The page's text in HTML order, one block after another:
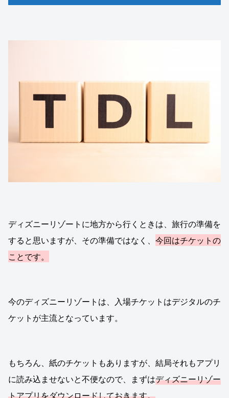
ディズニーリゾートに地方から行くときは、旅行の準備を
すると思いますが、その準備ではなく、 今回はチケットの
ことです。
今のディズニーリゾートは、入場チケットはデジタルのチ
ケットが主流となっています。
もちろん、紙のチケットもありますが、結局それもアプリ
に読み込ませないと不便なので、まずはディズニーリゾー
トアプリをダウンロードしておきます。